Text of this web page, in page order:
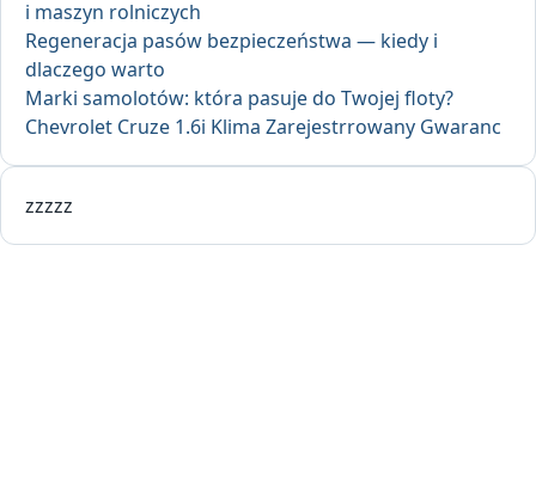
i maszyn rolniczych
Regeneracja pasów bezpieczeństwa — kiedy i
dlaczego warto
Marki samolotów: która pasuje do Twojej floty?
Chevrolet Cruze 1.6i Klima Zarejestrrowany Gwaranc
zzzzz